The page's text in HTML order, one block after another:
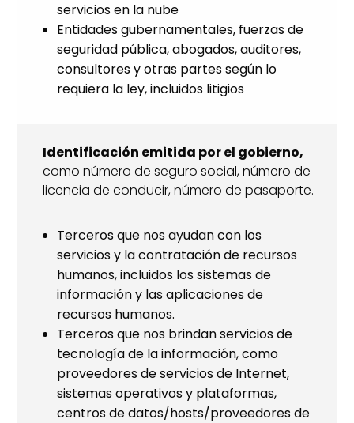
servicios en la nube
Entidades gubernamentales, fuerzas de
seguridad pública, abogados, auditores,
consultores y otras partes según lo
requiera la ley, incluidos litigios
Identificación emitida por el gobierno,
como número de seguro social, número de
licencia de conducir, número de pasaporte.
Terceros que nos ayudan con los
servicios y la contratación de recursos
humanos, incluidos los sistemas de
información y las aplicaciones de
recursos humanos.
Terceros que nos brindan servicios de
tecnología de la información, como
proveedores de servicios de Internet,
sistemas operativos y plataformas,
centros de datos/hosts/proveedores de